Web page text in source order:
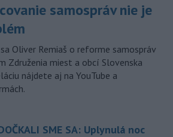
samospráv nie je
Oliver Remiaš o reforme samospráv
Združenia miest a obcí Slovenska
nájdete aj na YouTube a
SME SA: Uplynulá noc